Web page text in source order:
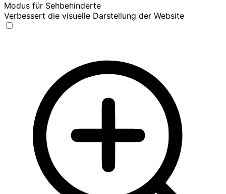
Modus für Sehbehinderte
Verbessert die visuelle Darstellung der Website